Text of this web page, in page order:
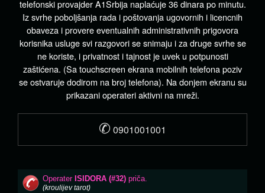
telefonski provajder A1Srbija naplaćuje 36 dinara po minutu.
Iz svrhe poboljšanja rada i poštovanja ugovornih i licencnih
obaveza i provere eventualnih administrativnih prigovora
korisnika usluge svi razgovori se snimaju i za druge svrhe se
ne koriste, i privatnost i tajnost je uvek u potpunosti
zaštićena. (Sa touchscreen ekrana mobilnih telefona poziv
se ostvaruje dodirom na broj telefona). Na donjem ekranu su
prikazani operateri aktivni na mreži.
✆ 0901001001